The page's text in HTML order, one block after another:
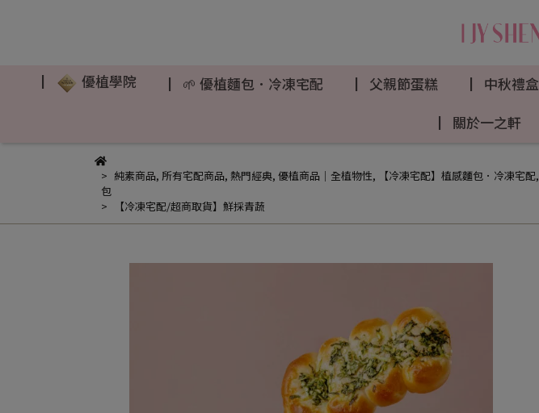
▏ 優植學院 ▏🌱 優植麵包．冷凍宅配 ▏父親節蛋糕 ▏中秋禮盒
▏關於一之軒
純素商品, 所有宅配商品, 熱門經典, 優植商品｜全植物性, 【冷凍宅配】植感麵包．冷凍宅配,
包
【冷凍宅配/超商取貨】鮮採青蔬